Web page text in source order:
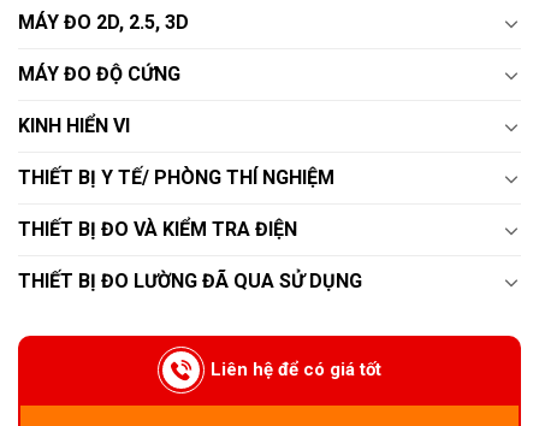
MÁY ĐO 2D, 2.5, 3D
MÁY ĐO ĐỘ CỨNG
KINH HIỂN VI
THIẾT BỊ Y TẾ/ PHÒNG THÍ NGHIỆM
THIẾT BỊ ĐO VÀ KIỂM TRA ĐIỆN
THIẾT BỊ ĐO LƯỜNG ĐÃ QUA SỬ DỤNG
Liên hệ để có giá tốt